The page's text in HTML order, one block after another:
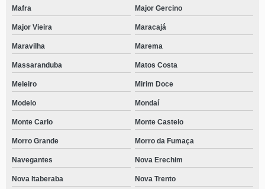
Mafra Major Gercino
Major Vieira Maracajá
Maravilha Marema
Massaranduba Matos Costa
Meleiro Mirim Doce
Modelo Mondaí
Monte Carlo Monte Castelo
Morro Grande Morro da Fumaça
Navegantes Nova Erechim
Nova Itaberaba Nova Trento